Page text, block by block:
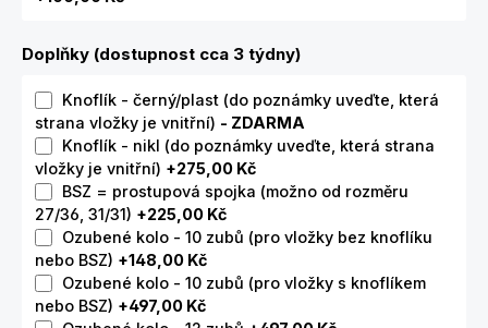
Doplňky (dostupnost cca 3 týdny)
Knoflík - černý/plast (do poznámky uveďte, která
strana vložky je vnitřní) - ZDARMA
Knoflík - nikl (do poznámky uveďte, která strana
vložky je vnitřní) +275,00 Kč
BSZ = prostupová spojka (možno od rozměru
27/36, 31/31) +225,00 Kč
Ozubené kolo - 10 zubů (pro vložky bez knoflíku
nebo BSZ) +148,00 Kč
Ozubené kolo - 10 zubů (pro vložky s knoflíkem
nebo BSZ) +497,00 Kč